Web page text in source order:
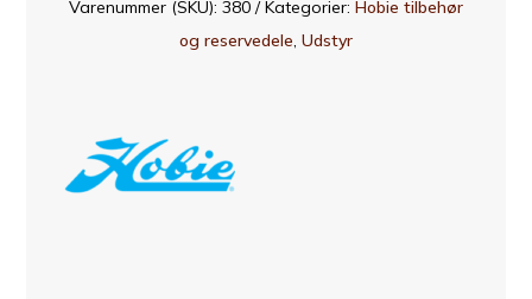
Varenummer (SKU): 380 Kategorier: Hobie tilbehør
og reservedele, Udstyr